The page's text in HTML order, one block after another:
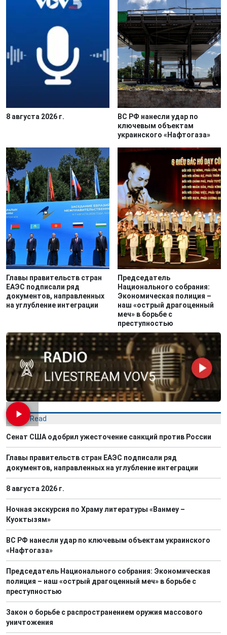
8 августа 2026 г.
ВС РФ нанесли удар по
ключевым объектам
украинского «Нафтогаза»
Главы правительств стран
ЕАЭС подписали ряд
документов, направленных
на углубление интеграции
Председатель
Национального собрания:
Экономическая полиция –
наш «острый драгоценный
меч» в борьбе с
преступностью
Most Read
Сенат США одобрил ужесточение санкций против России
Главы правительств стран ЕАЭС подписали ряд
документов, направленных на углубление интеграции
8 августа 2026 г.
Ночная экскурсия по Храму литературы «Ванмеу –
Куоктызям»
ВС РФ нанесли удар по ключевым объектам украинского
«Нафтогаза»
Председатель Национального собрания: Экономическая
полиция – наш «острый драгоценный меч» в борьбе с
преступностью
Закон о борьбе с распространением оружия массового
уничтожения